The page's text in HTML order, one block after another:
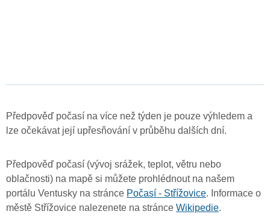
Předpověď počasí na více než týden je pouze výhledem a
lze očekávat její upřesňování v průběhu dalších dní.
Předpověď počasí (vývoj srážek, teplot, větru nebo
oblačnosti) na mapě si můžete prohlédnout na našem
portálu Ventusky na stránce Počasí - Střížovice. Informace o
městě Střížovice nalezenete na stránce Wikipedie.